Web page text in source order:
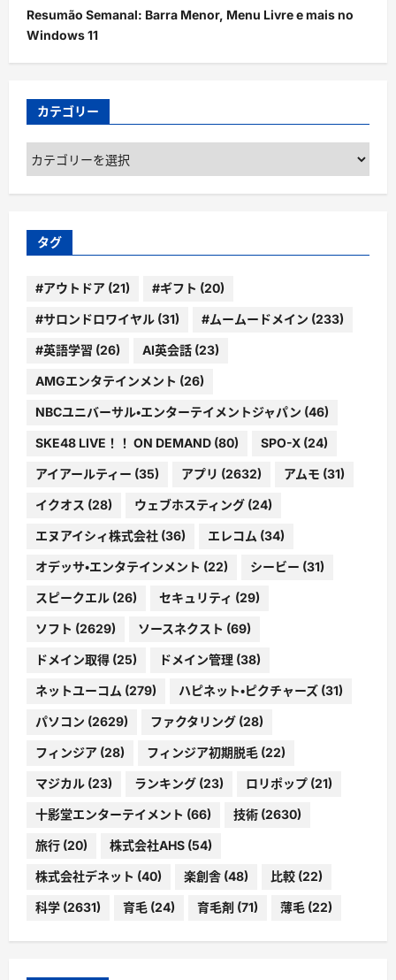
Resumão Semanal: Barra Menor, Menu Livre e mais no
Windows 11
カテゴリー
カ
ゴ
ー
タグ
#アウトドア (21) #ギフト (20)
#サロンドロワイヤル (31) #ムームードメイン (233)
#英語学習 (26) AI英会話 (23)
AMGエンタテインメント (26)
NBCユニバーサル・エンターテイメントジャパン (46)
SKE48 LIVE！！ ON DEMAND (80) SPO-X (24)
アイアールティー (35) アプリ (2632) アムモ (31)
イクオス (28) ウェブホスティング (24)
エヌアイシィ株式会社 (36) エレコム (34)
オデッサ・エンタテインメント (22) シービー (31)
スピークエル (26) セキュリティ (29)
ソフト (2629) ソースネクスト (69)
ドメイン取得 (25) ドメイン管理 (38)
ネットユーコム (279) ハピネット・ピクチャーズ (31)
パソコン (2629) ファクタリング (28)
フィンジア (28) フィンジア初期脱毛 (22)
マジカル (23) ランキング (23) ロリポップ (21)
十影堂エンターテイメント (66) 技術 (2630)
旅行 (20) 株式会社AHS (54)
株式会社デネット (40) 楽創舎 (48) 比較 (22)
科学 (2631) 育毛 (24) 育毛剤 (71) 薄毛 (22)